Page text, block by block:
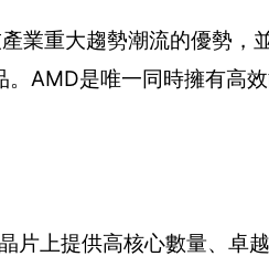
業重大趨勢潮流的優勢，
AMD是唯一同時擁有高
片上提供高核心數量、卓